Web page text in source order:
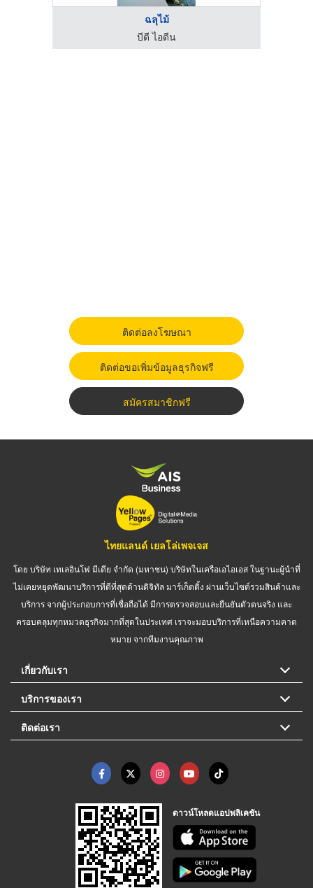
ฉลุไม้
บีดี ไอดีน
ติดต่อลงโฆษณา
ติดต่อขอเพิ่มข้อมูลธุรกิจฟรี
สมัครสมาชิกฟรี
ไทยแลนด์ เยลโล่เพจเจส
โดย บริษัท เทเลอินโฟ มีเดีย จำกัด (มหาชน) บริษัทในเครือเอไอเอส ในฐานะผู้นำที่
ไม่เคยหยุดพัฒนาบริการที่ดีที่สุดด้านดิจิทัล มาร์เก็ตติ้ง ผ่านเว็บไซต์รวมสินค้าและ
บริการ จากผู้ประกอบการที่เชื่อถือได้ มีการตรวจสอบและยืนยันตัวตนจริง และ
ครอบคลุมทุกหมวดธุรกิจมากที่สุดในประเทศ เราจะมอบบริการที่เหนือความคาด
หมาย จากทีมงานคุณภาพ
เกี่ยวกับเรา
บริการของเรา
ติดต่อเรา
ดาวน์โหลดแอปพลิเคชัน